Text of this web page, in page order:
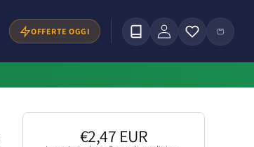
OFFERTE OGGI Accedi Carrello
Prezzo
€2,47 EUR